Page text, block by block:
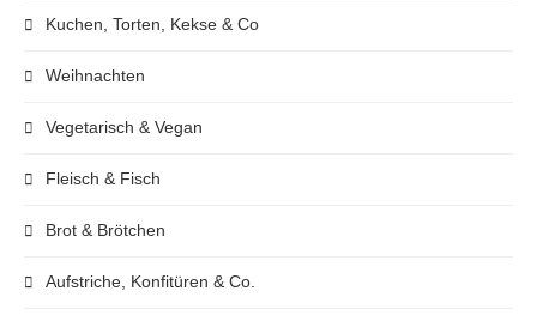
Kuchen, Torten, Kekse & Co
Weihnachten
Vegetarisch & Vegan
Fleisch & Fisch
Brot & Brötchen
Aufstriche, Konfitüren & Co.